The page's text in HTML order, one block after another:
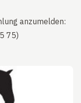
anzumelden:
75)